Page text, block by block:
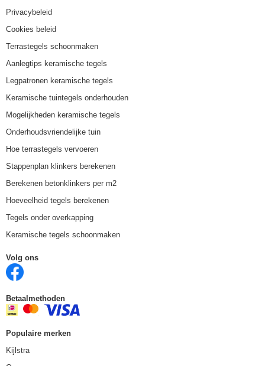
Privacybeleid
Cookies beleid
Terrastegels schoonmaken
Aanlegtips keramische tegels
Legpatronen keramische tegels
Keramische tuintegels onderhouden
Mogelijkheden keramische tegels
Onderhoudsvriendelijke tuin
Hoe terrastegels vervoeren
Stappenplan klinkers berekenen
Berekenen betonklinkers per m2
Hoeveelheid tegels berekenen
Tegels onder overkapping
Keramische tegels schoonmaken
Volg ons
Betaalmethoden
Populaire merken
Kijlstra